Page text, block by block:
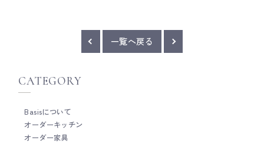
ープンに。 壁付けなら気にならず、通気にもな
るので意外とおすすめです。 廣田 __ Basis
は、木工家具職人による細やかな手仕事を大切
ン全体の雰囲気だけではなく、家具のように細
かい部分までとことんこだわって作ることがと
ても得意です。 オーダーキッチンをご検討の際
は、ぜひお気軽にご相談ください。 Basisのキ
ッチンづくりについて Basisの製作事例につい
て Basisのショールームについて
一覧へ戻る
CATEGORY
Basisについて
オーダーキッチン
オーダー家具